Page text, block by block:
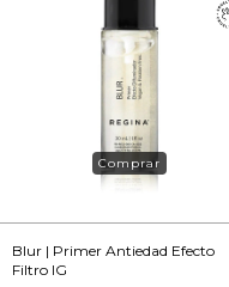
Blur | Primer Antiedad Efecto
Filtro IG